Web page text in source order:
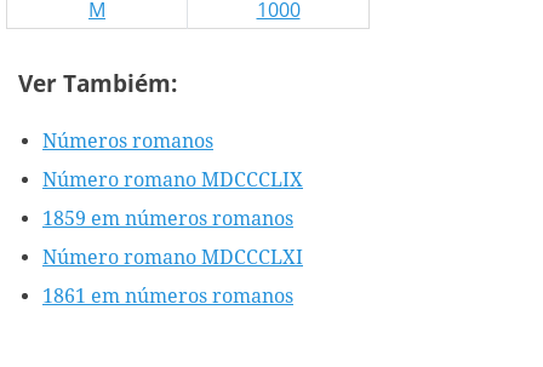
M
1000
Ver Tambiém:
Números romanos
Número romano MDCCCLIX
1859 em números romanos
Número romano MDCCCLXI
1861 em números romanos